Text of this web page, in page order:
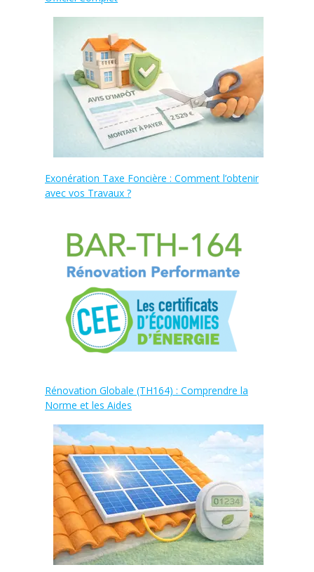
Exonération Taxe Foncière : Comment l’obtenir
avec vos Travaux ?
Rénovation Globale (TH164) : Comprendre la
Norme et les Aides